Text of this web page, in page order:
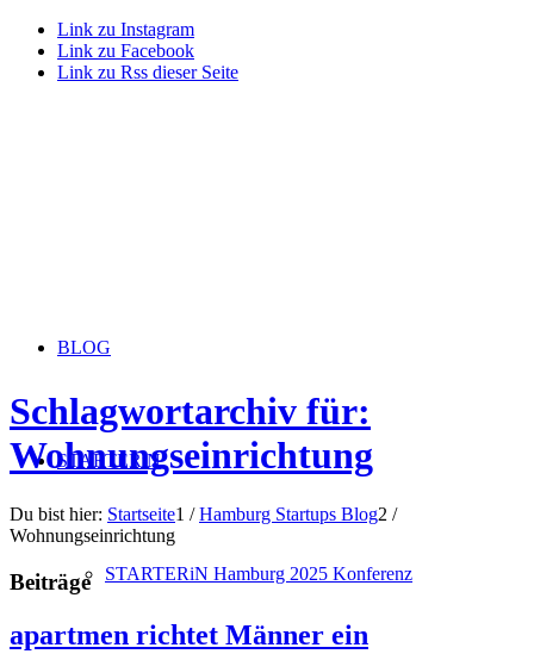
Link zu Instagram
Link zu Facebook
Link zu Rss dieser Seite
BLOG
STARTERiN
STARTERiN Hamburg 2025 Konferenz
Schlagwortarchiv für:
Wohnungseinrichtung
Du bist hier: Startseite1 / Hamburg Startups Blog2 /
Wohnungseinrichtung
Beiträge
apartmen richtet Männer ein